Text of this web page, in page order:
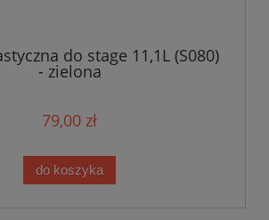
do stage 11,1L (S080)
- zielona
79,00 zł
do koszyka